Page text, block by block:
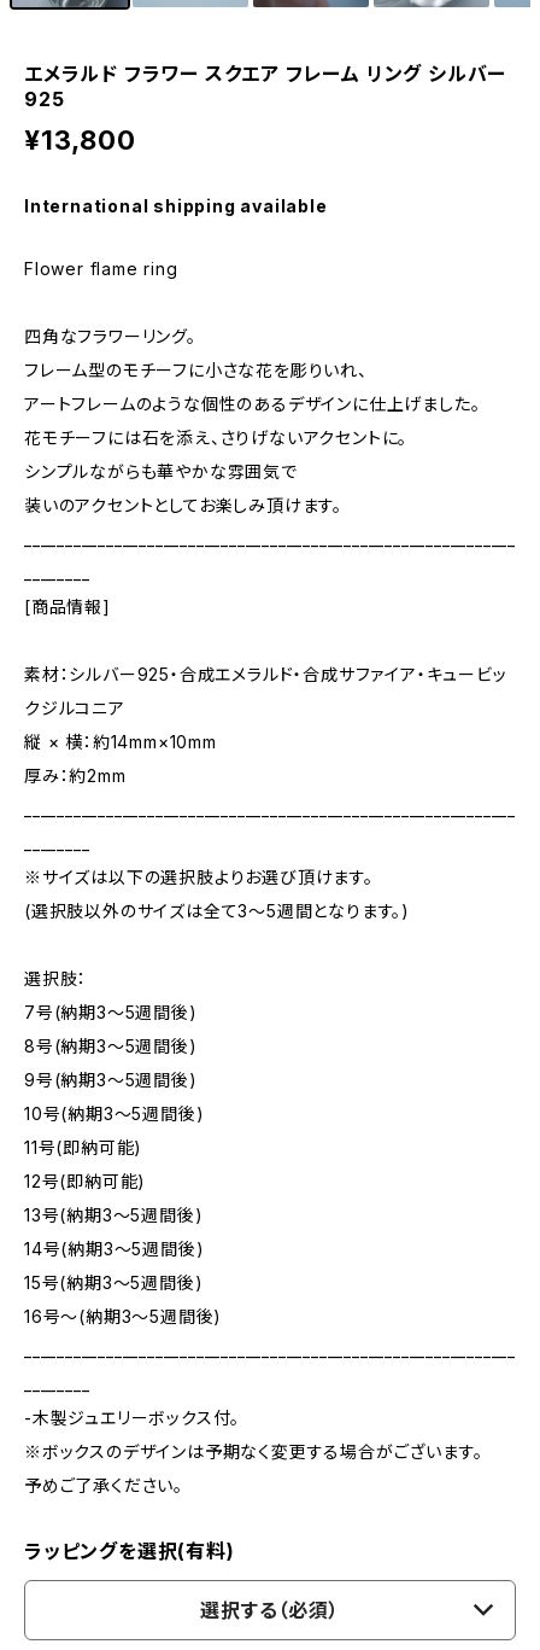
エメラルド フラワー スクエア フレーム リング シルバー
925
¥13,800
International shipping available
Flower flame ring
四角なフラワーリング。
フレーム型のモチーフに小さな花を彫りいれ、
アートフレームのような個性のあるデザインに仕上げました。
花モチーフには石を添え、さりげないアクセントに。
シンプルながらも華やかな雰囲気で
装いのアクセントとしてお楽しみ頂けます。
[商品情報]
素材：シルバー925・合成エメラルド・合成サファイア・キュービッ
クジルコニア
縦 × 横：約14mm×10mm
厚み：約2mm
※サイズは以下の選択肢よりお選び頂けます。
(選択肢以外のサイズは全て3～5週間となります。)
選択肢：
7号(納期3～5週間後)
8号(納期3～5週間後)
9号(納期3～5週間後)
10号(納期3～5週間後)
11号(即納可能)
12号(即納可能)
13号(納期3～5週間後)
14号(納期3～5週間後)
15号(納期3～5週間後)
16号〜(納期3～5週間後)
-木製ジュエリーボックス付。
※ボックスのデザインは予期なく変更する場合がございます。
予めご了承ください。
ラッピングを選択(有料)
選択する（必須）